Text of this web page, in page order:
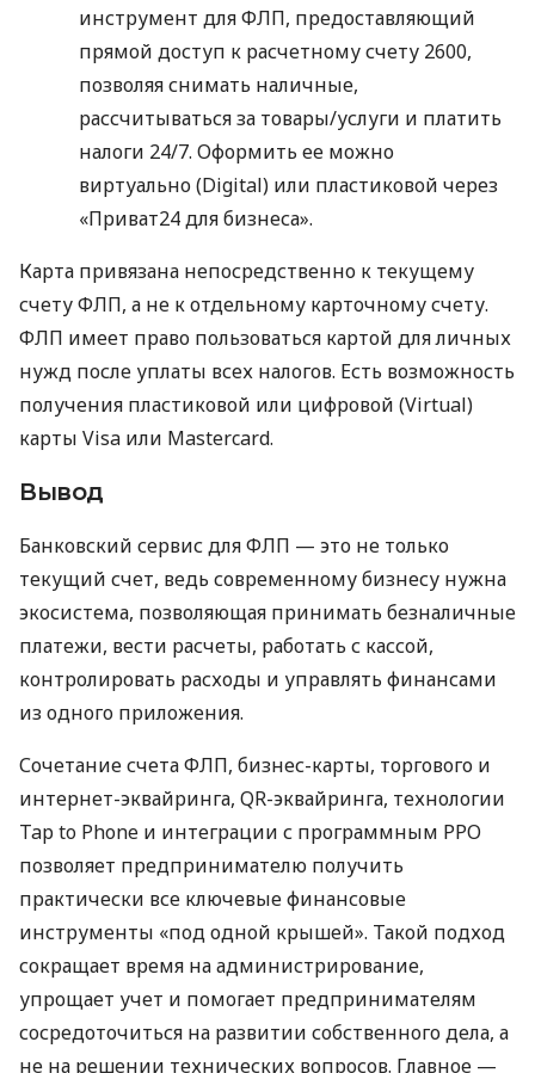
инструмент для ФЛП, предоставляющий
прямой доступ к расчетному счету 2600,
позволяя снимать наличные,
рассчитываться за товары/услуги и платить
налоги 24/7. Оформить ее можно
виртуально (Digital) или пластиковой через
«Приват24 для бизнеса».
Карта привязана непосредственно к текущему
счету ФЛП, а не к отдельному карточному счету.
ФЛП имеет право пользоваться картой для личных
нужд после уплаты всех налогов. Есть возможность
получения пластиковой или цифровой (Virtual)
карты Visa или Mastercard.
Вывод
Банковский сервис для ФЛП — это не только
текущий счет, ведь современному бизнесу нужна
экосистема, позволяющая принимать безналичные
платежи, вести расчеты, работать с кассой,
контролировать расходы и управлять финансами
из одного приложения.
Сочетание счета ФЛП, бизнес-карты, торгового и
интернет-эквайринга, QR-эквайринга, технологии
Tap to Phone и интеграции с программным РРО
позволяет предпринимателю получить
практически все ключевые финансовые
инструменты «под одной крышей». Такой подход
сокращает время на администрирование,
упрощает учет и помогает предпринимателям
сосредоточиться на развитии собственного дела, а
не на решении технических вопросов. Главное —